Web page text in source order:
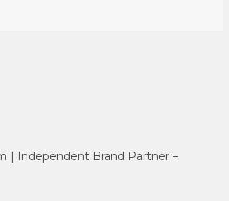
| Independent Brand Partner –